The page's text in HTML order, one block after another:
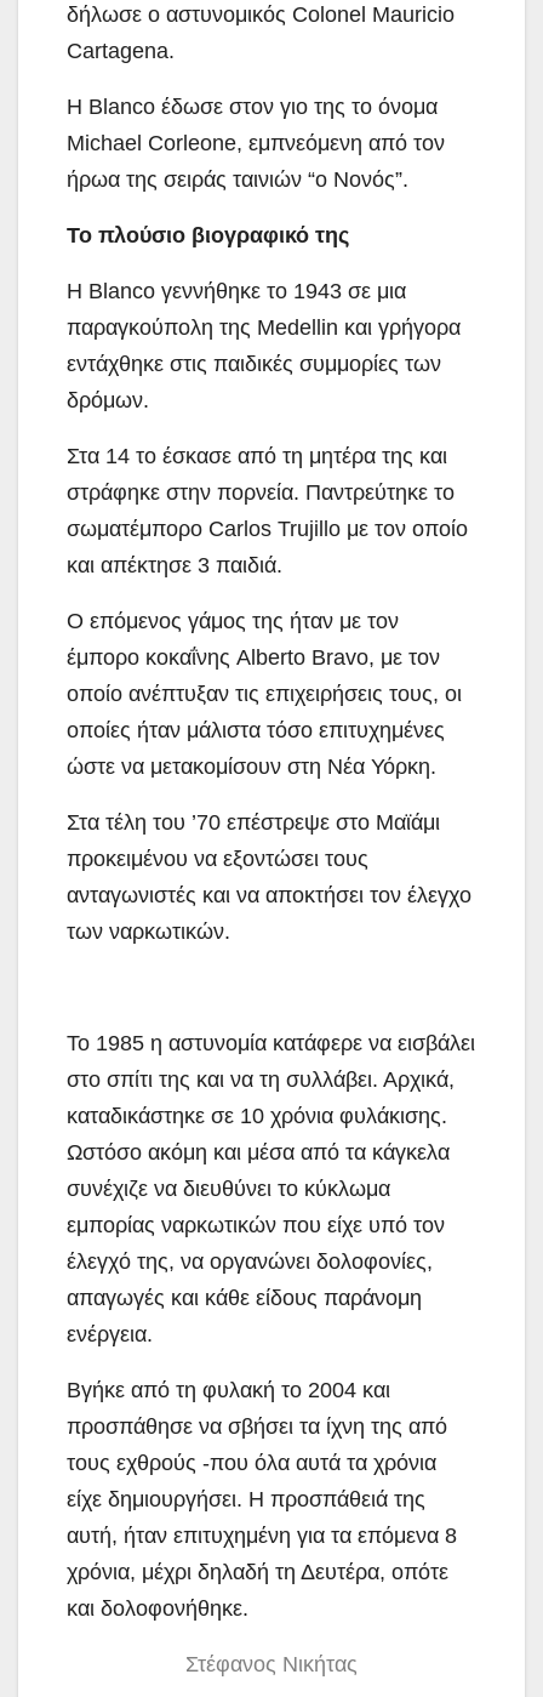
δήλωσε ο αστυνομικός Colonel Mauricio
Cartagena.
Η Blanco έδωσε στον γιο της το όνομα
Michael Corleone, εμπνεόμενη από τον
ήρωα της σειράς ταινιών “ο Νονός”.
Το πλούσιο βιογραφικό της
Η Blanco γεννήθηκε το 1943 σε μια
παραγκούπολη της Medellin και γρήγορα
εντάχθηκε στις παιδικές συμμορίες των
δρόμων.
Στα 14 το έσκασε από τη μητέρα της και
στράφηκε στην πορνεία. Παντρεύτηκε το
σωματέμπορο Carlos Trujillo με τον οποίο
και απέκτησε 3 παιδιά.
Ο επόμενος γάμος της ήταν με τον
έμπορο κοκαΐνης Alberto Bravo, με τον
οποίο ανέπτυξαν τις επιχειρήσεις τους, οι
οποίες ήταν μάλιστα τόσο επιτυχημένες
ώστε να μετακομίσουν στη Νέα Υόρκη.
Στα τέλη του ’70 επέστρεψε στο Μαϊάμι
προκειμένου να εξοντώσει τους
ανταγωνιστές και να αποκτήσει τον έλεγχο
των ναρκωτικών.
Το 1985 η αστυνομία κατάφερε να εισβάλει
στο σπίτι της και να τη συλλάβει. Αρχικά,
καταδικάστηκε σε 10 χρόνια φυλάκισης.
Ωστόσο ακόμη και μέσα από τα κάγκελα
συνέχιζε να διευθύνει το κύκλωμα
εμπορίας ναρκωτικών που είχε υπό τον
έλεγχό της, να οργανώνει δολοφονίες,
απαγωγές και κάθε είδους παράνομη
ενέργεια.
Βγήκε από τη φυλακή το 2004 και
προσπάθησε να σβήσει τα ίχνη της από
τους εχθρούς -που όλα αυτά τα χρόνια
είχε δημιουργήσει. Η προσπάθειά της
αυτή, ήταν επιτυχημένη για τα επόμενα 8
χρόνια, μέχρι δηλαδή τη Δευτέρα, οπότε
και δολοφονήθηκε.
Στέφανος Νικήτας